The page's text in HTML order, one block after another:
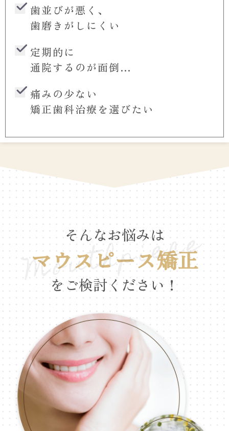
歯並びが悪く、
歯磨きがしにくい
定期的に
通院するのが面倒…
痛みの少ない
矯正歯科治療を選びたい
そんなお悩みは
マウスピース矯正
をご検討ください！